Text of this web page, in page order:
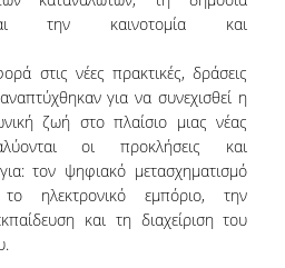
ΜΕΤΑΠΤΥΧΙΑΚΩΝ ΣΠΟΥΔΩΝ
ΠΡΟΓΡΑΜΜΑ
ΤΟΥ ΤΜΗΜΑΤΟΣ
την καινοτομία και
στις νέες πρακτικές, δράσεις
για να συνεχισθεί η
ζωή στο πλαίσιο μιας νέας
οι προκλήσεις και
τον ψηφιακό μετασχηματισμό
ηλεκτρονικό εμπόριο, την
και τη διαχείριση του